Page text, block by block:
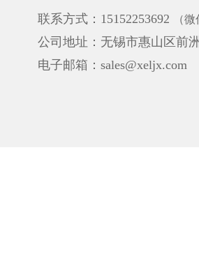
联系方式：15152253692 （
公司地址：无锡市惠山区前
电子邮箱：sales@xeljx.com